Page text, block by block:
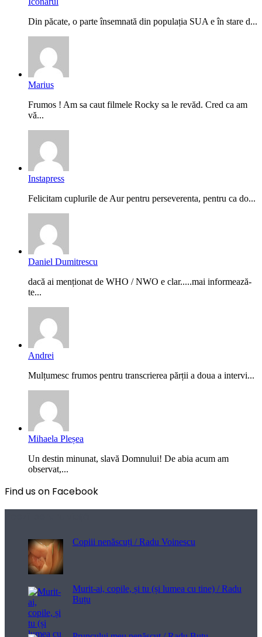
Din păcate, o parte însemnată din populația SUA e în stare d...
Marius
Frumos ! Am sa caut filmele Rocky sa le revăd. Cred ca am
vă...
Instapress
Felicitam cuplurile de Aur pentru perseverenta, pentru ca do...
Daniel Dumitrescu
dacă ai menționat de WHO / NWO e clar.....mai informează-
te...
Andrei
Mulțumesc frumos pentru transcrierea părții a doua a intervi...
Mihaela Pleșea
Un destin minunat, slavă Domnului! De abia acum am
observat,...
Find us on Facebook
Copiii nenăscuți / Radu Voinescu
Murit-ai, copile, și tu (și lumea cu tine) / Radu
Buțu